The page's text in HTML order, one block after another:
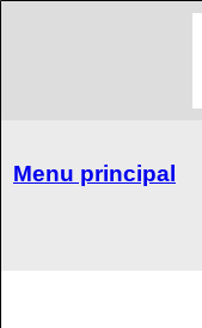
Menu principal